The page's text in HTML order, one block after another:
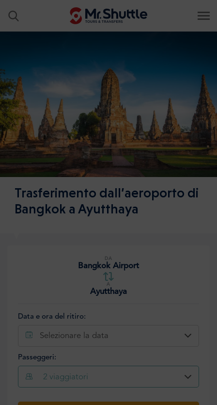
Trasferimento dall’aeroporto di
Bangkok a Ayutthaya
DA
Bangkok Airport
A
Ayutthaya
Data e ora del ritiro:
Selezionare la data
Passeggeri:
2 viaggiatori